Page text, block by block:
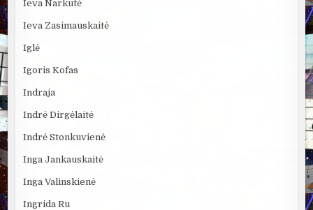
Ieva Narkutė
Ieva Zasimauskaitė
Iglė
Igoris Kofas
Indraja
Indrė Dirgėlaitė
Indrė Stonkuvienė
Inga Jankauskaitė
Inga Valinskienė
Ingrida Ru